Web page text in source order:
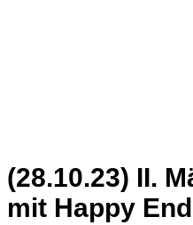
(28.10.23) II.
mit Happy End